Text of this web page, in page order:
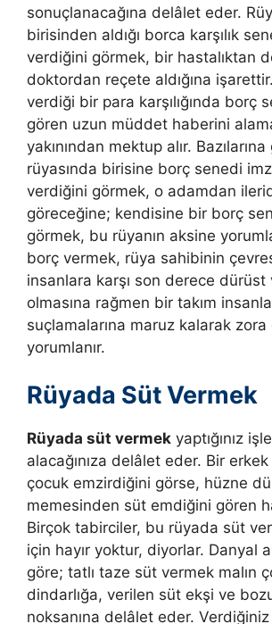
sonuçlanacağına delâlet eder.
birisinden aldığı borca karşılık
verdiğini görmek, bir hastalıktan
doktordan reçete aldığına
verdiği bir para karşılığında borç
gören uzun müddet haberini
yakınından mektup alır.
rüyasında birisine borç senedi
verdiğini görmek, o adamdan
göreceğine; kendisine bir borç
görmek, bu rüyanın aksine
borç vermek, rüya sahibinin
insanlara karşı son derece dürüst
olmasına rağmen bir takım
suçlamalarına maruz kalarak
yorumlanır.
Rüyada Süt Vermek
Rüyada süt vermek yaptığınız
alacağınıza delâlet eder. Bir erkek
çocuk emzirdiğini görse, hüzne
memesinden süt emdiğini gören
Birçok tabirciler, bu rüyada süt
için hayır yoktur, diyorlar. Danyal
göre; tatlı taze süt vermek malın
dindarlığa, verilen süt ekşi ve
noksanına delâlet eder.